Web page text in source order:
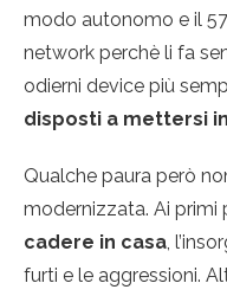
modo autonomo e il
network perchè li fa
odierni device più
disposti a mettersi
Qualche paura però
modernizzata. Ai
cadere in casa,
furti e le aggressioni.